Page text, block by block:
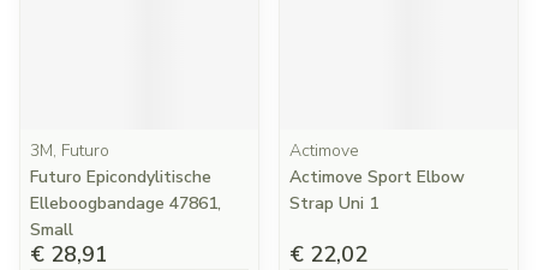
3M, Futuro
Futuro Epicondylitische
Elleboogbandage 47861,
Small
€ 28,91
Actimove
Actimove Sport Elbow
Strap Uni 1
€ 22,02